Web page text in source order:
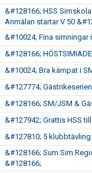
&#128166; HSS
Anmälan startar V 50
&#10024; Fina simningar
&#128166;
&#10024; Bra kämpat i
&#127774;
&#128166; SM/JSM &
&#127942; Grattis HSS
&#127810; 5
&#128166; Sum Sim
&#128166;